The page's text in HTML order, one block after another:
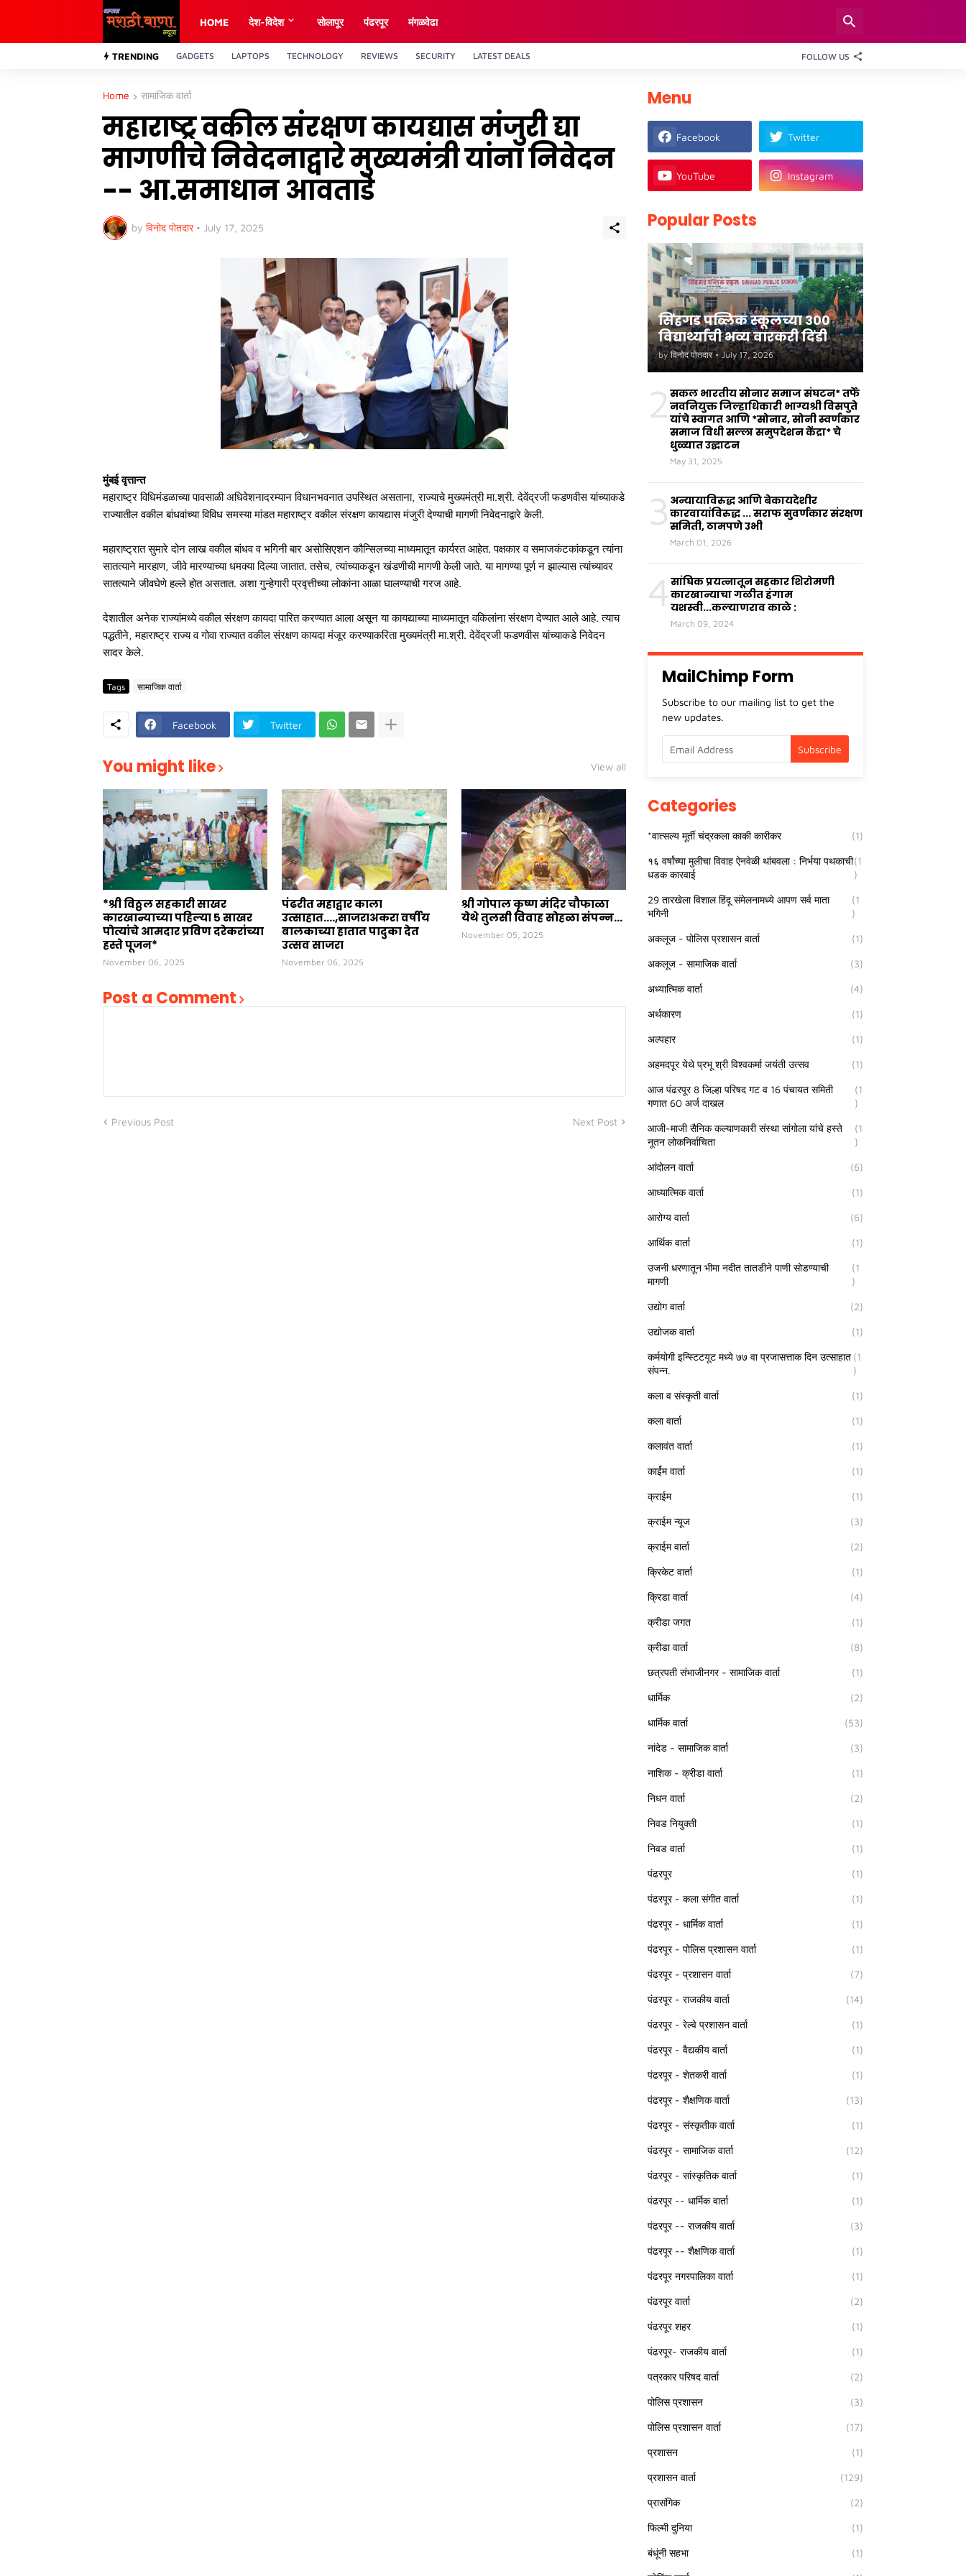
HOME देश-विदेश साेलापूर पंढरपूर मंगळवेढा
TRENDING GADGETS LAPTOPS TECHNOLOGY REVIEWS SECURITY LATEST DEALS FOLLOW US
Home सामाजिक वार्ता
महाराष्ट्र वकील संरक्षण कायद्यास मंजुरी द्या
मागणीचे निवेदनाद्वारे मुख्यमंत्री यांना निवेदन
-- आ.समाधान आवताडे
by विनोद पोतदार • July 17, 2025
मुंबई वृत्तान्त
महाराष्ट्र विधिमंडळाच्या पावसाळी अधिवेशनादरम्यान विधानभवनात उपस्थित असताना, राज्याचे मुख्यमंत्री मा.श्री. देवेंद्रजी फडणवीस यांच्याकडे
राज्यातील वकील बांधवांच्या विविध समस्या मांडत महाराष्ट्र वकील संरक्षण कायद्यास मंजुरी देण्याची मागणी निवेदनाद्वारे केली.
महाराष्ट्रात सुमारे दोन लाख वकील बांधव व भगिनी बार असोसिएशन कौन्सिलच्या माध्यमातून कार्यरत आहेत. पक्षकार व समाजकंटकांकडून त्यांना
सातत्याने मारहाण, जीवे मारण्याच्या धमक्या दिल्या जातात. तसेच, त्यांच्याकडून खंडणीची मागणी केली जाते. या मागण्या पूर्ण न झाल्यास त्यांच्यावर
सातत्याने जीवघेणे हल्ले होत असतात. अशा गुन्हेगारी प्रवृत्तीच्या लोकांना आळा घालण्याची गरज आहे.
देशातील अनेक राज्यांमध्ये वकील संरक्षण कायदा पारित करण्यात आला असून या कायद्याच्या माध्यमातून वकिलांना संरक्षण देण्यात आले आहे. त्याच
पद्धतीने, महाराष्ट्र राज्य व गोवा राज्यात वकील संरक्षण कायदा मंजूर करण्याकरिता मुख्यमंत्री मा.श्री. देवेंद्रजी फडणवीस यांच्याकडे निवेदन
सादर केले.
Tags सामाजिक वार्ता
Facebook Twitter
You might like View all
*श्री विठ्ठल सहकारी साखर
कारखान्याच्या पहिल्या ५ साखर
पोत्यांचे आमदार प्रविण दरेकरांच्या
हस्ते पूजन*
November 06, 2025
पंढरीत महाद्वार काला
उत्साहात....,साजराअकरा वर्षीय
बालकाच्या हातात पादुका देत
उत्सव साजरा
November 06, 2025
श्री गोपाल कृष्ण मंदिर चौफाळा
येथे तुलसी विवाह सोहळा संपन्न...
November 05, 2025
Post a Comment
Previous Post Next Post
Menu
Facebook Twitter
YouTube Instagram
Popular Posts
सिंहगड पब्लिक स्कूलच्या ३००
विद्यार्थ्यांची भव्य वारकरी दिंडी
by विनोद पोतदार • July 17, 2026
2 सकल भारतीय सोनार समाज संघटन* तर्फे
नवनियुक्त जिल्हाधिकारी भाग्यश्री विसपुते
यांचे स्वागत आणि *सोनार, सोनी स्वर्णकार
समाज विधी सल्ला समुपदेशन केंद्रा* चे
धुळ्यात उद्घाटन
May 31, 2025
3 अन्यायाविरुद्ध आणि बेकायदेशीर
कारवायांविरुद्ध ... सराफ सुवर्णकार संरक्षण
समिती, ठामपणे उभी
March 01, 2026
4 सांघिक प्रयत्नातून सहकार शिरोमणी
कारखान्याचा गळीत हंगाम
यशस्वी...कल्याणराव काळे :
March 09, 2024
MailChimp Form
Subscribe to our mailing list to get the
new updates.
Categories
*वात्सल्य मूर्ती चंद्रकला काकी कारीकर (1)
१६ वर्षांच्या मुलीचा विवाह ऐनवेळी थांबवला : निर्भया पथकाची
धडक कारवाई
(1
)
29 तारखेला विशाल हिंदू संमेलनामध्ये आपण सर्व माता
भगिनी
(1
)
अकलूज - पोलिस प्रशासन वार्ता (1)
अकलूज - सामाजिक वार्ता (3)
अध्यात्मिक वार्ता (4)
अर्थकारण (1)
अल्पहार (1)
अहमदपूर येथे प्रभू श्री विश्वकर्मा जयंती उत्सव (1)
आज पंढरपूर 8 जिल्हा परिषद गट व 16 पंचायत समिती
गणात 60 अर्ज दाखल
(1
)
आजी-माजी सैनिक कल्याणकारी संस्था सांगोला यांचे हस्ते
नूतन लोकनिर्वाचिता
(1
)
आंदोलन वार्ता (6)
आध्यात्मिक वार्ता (1)
आरोग्य वार्ता (6)
आर्थिक वार्ता (1)
उजनी धरणातून भीमा नदीत तातडीने पाणी सोडण्याची
मागणी
(1
)
उद्योग वार्ता (2)
उद्योजक वार्ता (1)
कर्मयोगी इन्स्टिटयूट मध्ये ७७ वा प्रजासत्ताक दिन उत्साहात
संपन्न.
(1
)
कला व संस्कृती वार्ता (1)
कला वार्ता (1)
कलावंत वार्ता (1)
कार्ईम वार्ता (1)
क्राईम (1)
क्राईम न्यूज (3)
क्राईम वार्ता (2)
क्रिकेट वार्ता (1)
क्रिडा वार्ता (4)
क्रीडा जगत (1)
क्रीडा वार्ता (8)
छत्रपती संभाजीनगर - सामाजिक वार्ता (1)
धार्मिक (2)
धार्मिक वार्ता (53)
नांदेड - सामाजिक वार्ता (3)
नाशिक - क्रीडा वार्ता (1)
निधन वार्ता (2)
निवड नियुक्ती (1)
निवड वार्ता (1)
पंढरपूर (1)
पंढरपूर - कला संगीत वार्ता (1)
पंढरपूर - धार्मिक वार्ता (1)
पंढरपूर - पोलिस प्रशासन वार्ता (1)
पंढरपूर - प्रशासन वार्ता (7)
पंढरपूर - राजकीय वार्ता (14)
पंढरपूर - रेल्वे प्रशासन वार्ता (1)
पंढरपूर - वैद्यकीय वार्ता (1)
पंढरपूर - शेतकरी वार्ता (1)
पंढरपूर - शैक्षणिक वार्ता (13)
पंढरपूर - संस्कृतीक वार्ता (1)
पंढरपूर - सामाजिक वार्ता (12)
पंढरपूर - सांस्कृतिक वार्ता (1)
पंढरपूर -- धार्मिक वार्ता (1)
पंढरपूर -- राजकीय वार्ता (3)
पंढरपूर -- शैक्षणिक वार्ता (1)
पंढरपूर नगरपालिका वार्ता (1)
पंढरपूर वार्ता (2)
पंढरपूर शहर (1)
पंढरपूर- राजकीय वार्ता (1)
पत्रकार परिषद वार्ता (2)
पोलिस प्रशासन (3)
पोलिस प्रशासन वार्ता (17)
प्रशासन (1)
प्रशासन वार्ता (129)
प्रासंगिक (2)
फिल्मी दुनिया (1)
बंधूंनी सहभा (1)